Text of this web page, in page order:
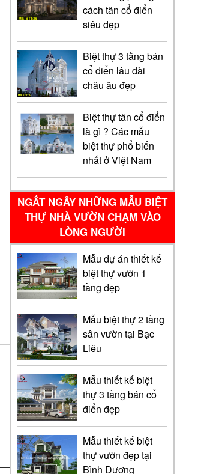
cách tân cổ điển
siêu đẹp
Biệt thự 3 tầng bán
cổ điển lâu đài
châu âu đẹp
Biệt thự tân cổ điển
là gì ? Các mẫu
biệt thự phổ biến
nhất ở Việt Nam
NGẤT NGÂY NHỮNG MẪU BIỆT
THỰ NHÀ VƯỜN CHẠM VÀO
LÒNG NGƯỜI
Mẫu dự án thiết kế
biệt thự vườn 1
tầng đẹp
Mẫu biệt thự 2 tầng
sân vườn tại Bạc
Liêu
Mẫu thiết kế biệt
thự 3 tầng bán cổ
điển đẹp
Mẫu thiết kế biệt
thự vườn đẹp tại
Bình Dương